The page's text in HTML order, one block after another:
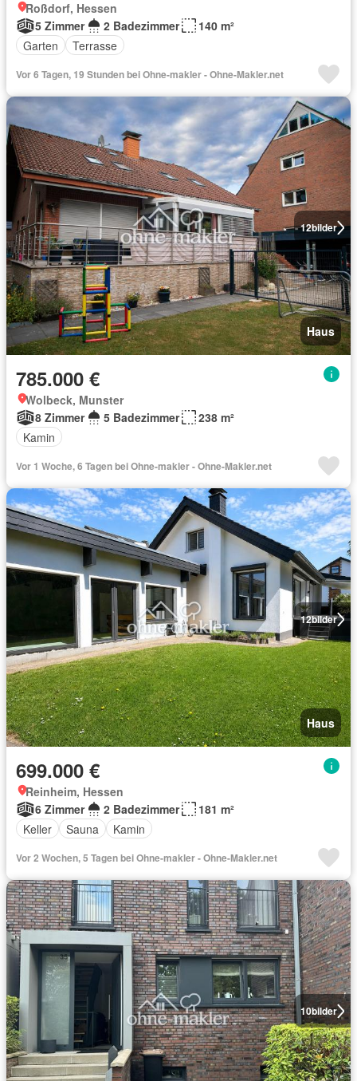
Roßdorf, Hessen
5 Zimmer
2 Badezimmer
140 m²
Garten
Terrasse
Vor 6 Tagen, 19 Stunden bei Ohne-makler - Ohne-Makler.net
12bilder
Haus
785.000 €
Wolbeck, Munster
8 Zimmer
5 Badezimmer
238 m²
Kamin
Vor 1 Woche, 6 Tagen bei Ohne-makler - Ohne-Makler.net
12bilder
Haus
699.000 €
Reinheim, Hessen
6 Zimmer
2 Badezimmer
181 m²
Keller
Sauna Kamin
Vor 2 Wochen, 5 Tagen bei Ohne-makler - Ohne-Makler.net
10bilder